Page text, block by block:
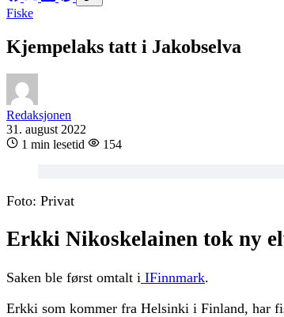
Fiske
Kjempelaks tatt i Jakobselva
Redaksjonen
31. august 2022
1 min lesetid
154
Foto: Privat
Erkki Nikoskelainen tok ny
Saken ble først omtalt i IFinnmark.
Erkki som kommer fra Helsinki i Finland, har